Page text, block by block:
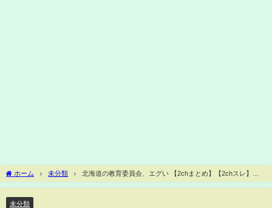
ホーム 未分類
北海道の教育委員会、エグい 【2chまとめ】【2chスレ】
【5chスレ】
未分類